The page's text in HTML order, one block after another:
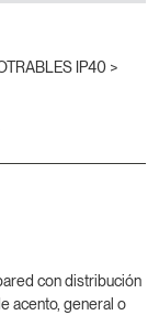
IP40 >
con distribución
acento, general o